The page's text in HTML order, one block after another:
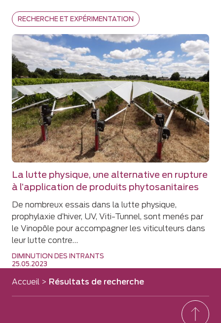
La lutte physique, une alternative en rupture
à l’application de produits phytosanitaires
DIMINUTION DES INTRANTS
RECHERCHE ET EXPÉRIMENTATION
25.05.2023
De nombreux essais dans la lutte physique,
prophylaxie d’hiver, UV, Viti-Tunnel, sont menés par
le Vinopôle pour accompagner les viticulteurs dans
leur lutte contre…
Accueil > Résultats de recherche